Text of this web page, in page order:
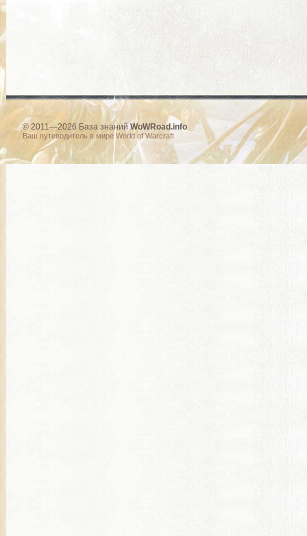
© 2011—2026 База знанийWoWRoad.info
Ваш путеводитель в мире World of Warcraft